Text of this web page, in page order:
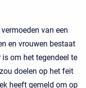
van een
en vrouwen bestaat
om het tegendeel te
doelen op het feit
heeft gemeld om op